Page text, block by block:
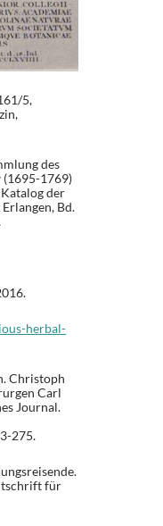
5,
des
(1695-1769)
der
Bd.
herbal-
Christoph
Carl
Journal.
275.
für